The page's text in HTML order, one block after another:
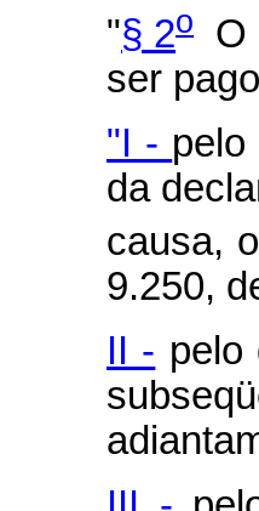
"§ 2oO
ser
"I -
da
causa,
9.250,
II - pelo